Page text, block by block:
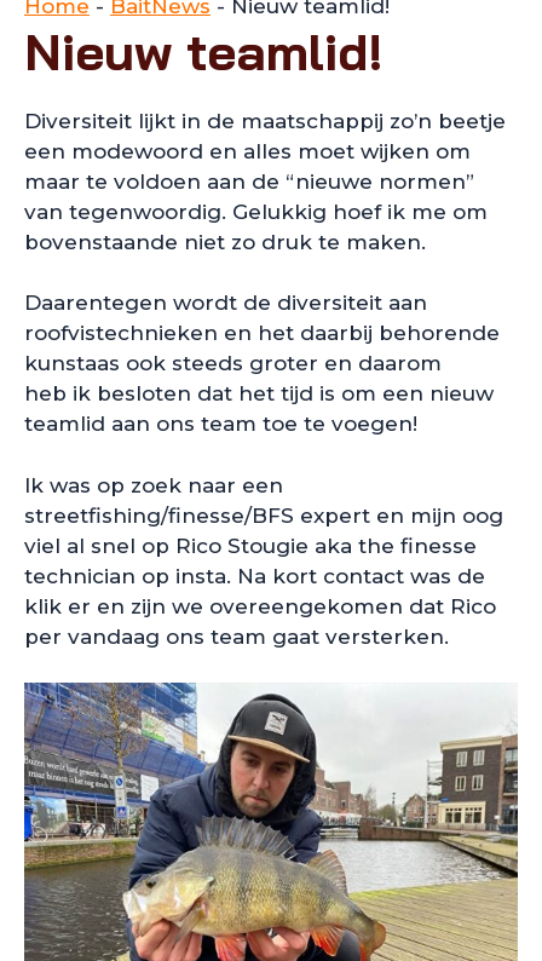
Home - BaitNews - Nieuw teamlid!
Nieuw teamlid!
Diversiteit lijkt in de maatschappij zo’n beetje
een modewoord en alles moet wijken om
maar te voldoen aan de “nieuwe normen”
van tegenwoordig. Gelukkig hoef ik me om
bovenstaande niet zo druk te maken.
Daarentegen wordt de diversiteit aan
roofvistechnieken en het daarbij behorende
kunstaas ook steeds groter en daarom
heb ik besloten dat het tijd is om een nieuw
teamlid aan ons team toe te voegen!
Ik was op zoek naar een
streetfishing/finesse/BFS expert en mijn oog
viel al snel op Rico Stougie aka the finesse
technician op insta. Na kort contact was de
klik er en zijn we overeengekomen dat Rico
per vandaag ons team gaat versterken.